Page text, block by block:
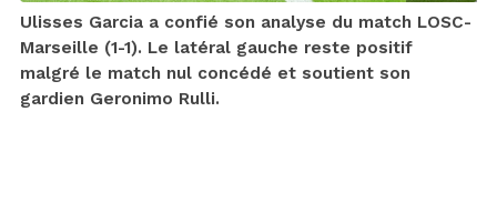
Ulisses Garcia a confié son analyse du match LOSC-
Marseille (1-1). Le latéral gauche reste positif
malgré le match nul concédé et soutient son
gardien Geronimo Rulli.